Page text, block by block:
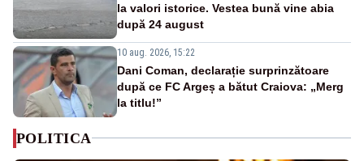
la valori istorice. Vestea bună vine abia
după 24 august
10 aug. 2026, 15:22
Dani Coman, declarație surprinzătoare
după ce FC Argeș a bătut Craiova: „Merg
la titlu!”
POLITICA